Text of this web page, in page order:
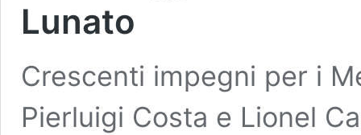
Lunato
Crescenti impegni per i
Pierluigi Costa e Lionel